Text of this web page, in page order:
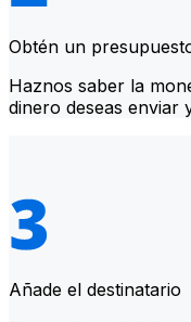
Obtén un
Haznos saber la
dinero deseas enviar
Añade el destinatario